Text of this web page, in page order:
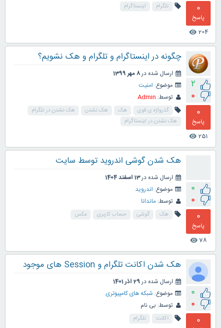
0
پاسخ
204
visibility
تلگرام اینستاگرام
2
0
0
پاسخ
251
visibility
چگونه در اینستاگرام و تلگرام و هک نشویم؟
ارسال شده در8 مهر 1399
موضوع: امنیت
توسط: Admin
گذرواژه ی قوی هک هک نشدن
هک نشدن در تلگرام
هک نشدن در اینستاگرام
0
0
0
پاسخ
78
visibility
هک شدن گوشی اندروید توسط سایت
ارسال شده در13 اسفند 1404
موضوع: اندروید
توسط: ماندانا
هک گوشی حساب کاربری عکس
0
0
0
هک شدن اکانت تلگرام و Session های موجود
ارسال شده در29 آذر 1401
موضوع: شبکه های کامپیوتری
توسط: بی نام
اکانت تلگرام